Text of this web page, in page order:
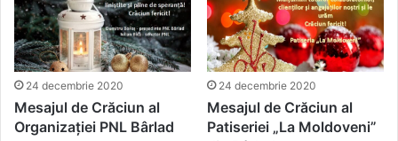
24 decembrie 2020
Mesajul de Crăciun al
Organizației PNL Bârlad
24 decembrie 2020
Mesajul de Crăciun al
Patiseriei „La Moldoveni”